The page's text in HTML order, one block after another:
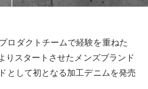
ロダクトチームで経験を重ねた
りスタートさせたメンズブランド
として初となる加工デニムを発売